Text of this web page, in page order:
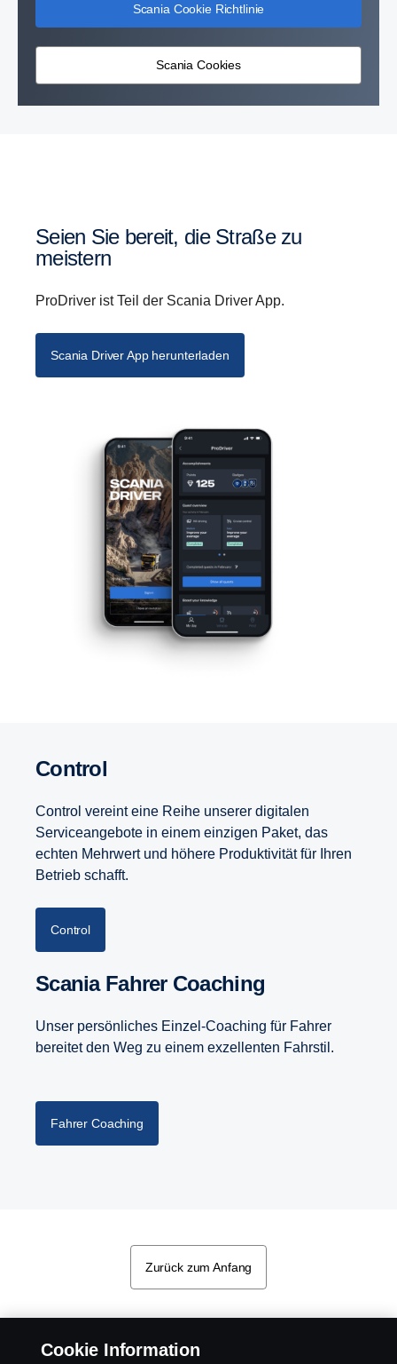
Scania Cookie Richtlinie
Scania Cookies
Seien Sie bereit, die Straße zu
meistern
ProDriver ist Teil der Scania Driver App.
Scania Driver App herunterladen
Control
Control vereint eine Reihe unserer digitalen
Serviceangebote in einem einzigen Paket, das
echten Mehrwert und höhere Produktivität für Ihren
Betrieb schafft.
Control
Scania Fahrer Coaching
Unser persönliches Einzel-Coaching für Fahrer
bereitet den Weg zu einem exzellenten Fahrstil.
Fahrer Coaching
Zurück zum Anfang
Bitte beachten Sie, dass einige der Bilder nur Darstellungszwecken dienen
Cookie Information